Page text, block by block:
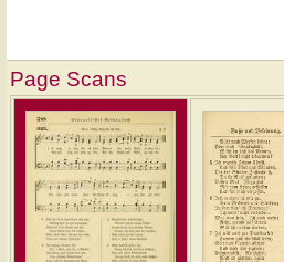
Page Scans